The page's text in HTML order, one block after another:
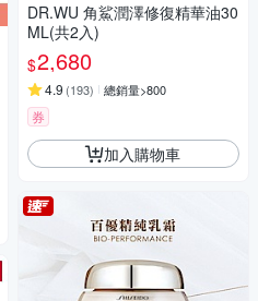
DR.WU 角鯊潤澤修復精華油30
ML(共2入)
$2,680
4.9 (193) 總銷量>800
券
加入購物車